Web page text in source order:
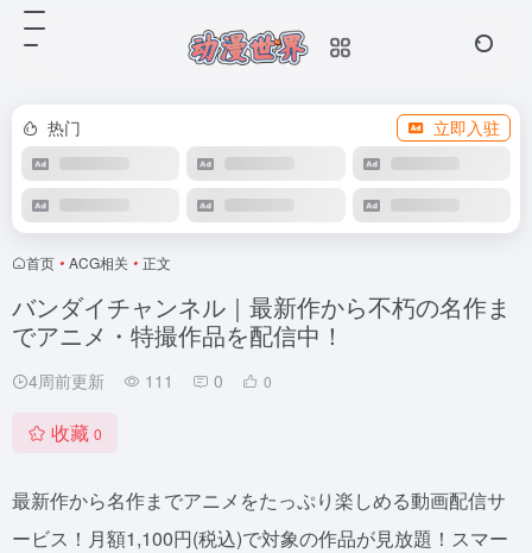
热门 立即入驻
首页 • ACG相关 • 正文
バンダイチャンネル｜最新作から不朽の名作ま
でアニメ・特撮作品を配信中！
4周前更新 111 0 0
收藏 0
最新作から名作までアニメをたっぷり楽しめる動画配信サ
ービス！月額1,100円(税込)で対象の作品が見放題！スマー